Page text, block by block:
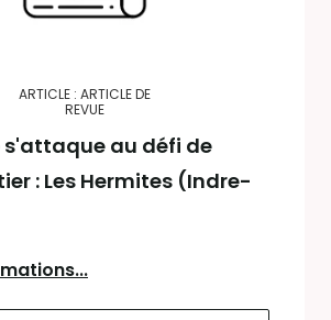
ARTICLE : ARTICLE DE
REVUE
s'attaque au défi de
: Les Hermites (Indre-